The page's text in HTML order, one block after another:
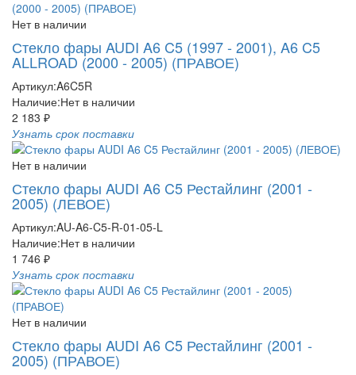
Нет в наличии
Стекло фары AUDI A6 C5 (1997 - 2001), A6 C5
ALLROAD (2000 - 2005) (ПРАВОЕ)
Артикул:A6C5R
Наличие:Нет в наличии
2 183 ₽
Узнать срок поставки
Нет в наличии
Стекло фары AUDI A6 C5 Рестайлинг (2001 -
2005) (ЛЕВОЕ)
Артикул:AU-A6-C5-R-01-05-L
Наличие:Нет в наличии
1 746 ₽
Узнать срок поставки
Нет в наличии
Стекло фары AUDI A6 C5 Рестайлинг (2001 -
2005) (ПРАВОЕ)